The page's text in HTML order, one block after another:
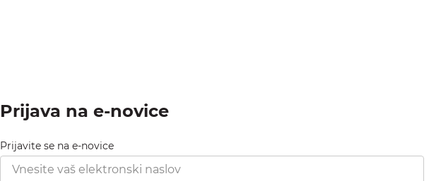
Prijava na e-novice
Prijavite se na e-novice